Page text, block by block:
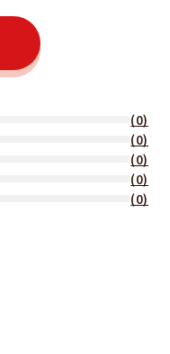
(0)
(0)
(0)
(0)
(0)